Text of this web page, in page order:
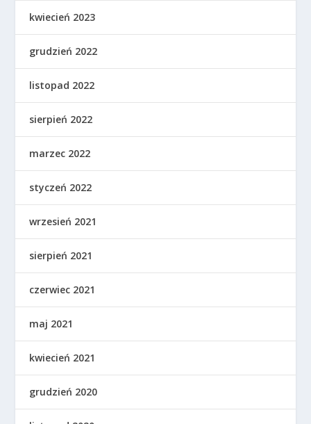
kwiecień 2023
grudzień 2022
listopad 2022
sierpień 2022
marzec 2022
styczeń 2022
wrzesień 2021
sierpień 2021
czerwiec 2021
maj 2021
kwiecień 2021
grudzień 2020